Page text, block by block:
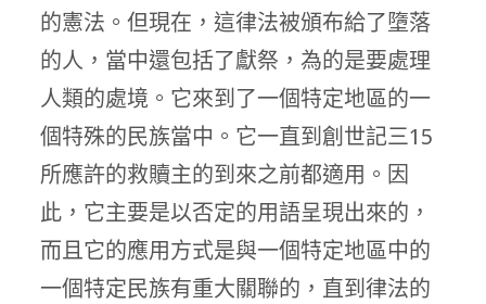
的憲法。但現在，這律法被頒布給了墮落
的人，當中還包括了獻祭，為的是要處理
人類的處境。它來到了一個特定地區的一
個特殊的民族當中。它一直到創世記三15
所應許的救贖主的到來之前都適用。因
此，它主要是以否定的用語呈現出來的，
而且它的應用方式是與一個特定地區中的
一個特定民族有重大關聯的，直到律法的